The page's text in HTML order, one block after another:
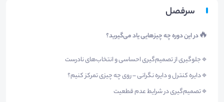
سرفصل
🔥در این دوره چه چیزهایی یاد می‌گیرید؟
🔹جلوگیری از تصمیم‌گیری احساسی و انتخاب‌های نادرست
🔹دایره کنترل و دایره نگرانی – روی چه چیزی تمرکز کنیم؟
🔹تصمیم‌گیری در شرایط عدم قطعیت